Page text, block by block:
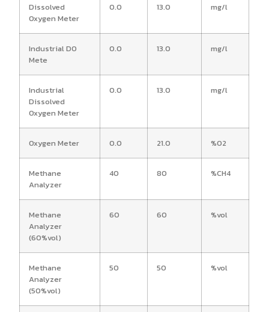
Dissolved
Oxygen Meter
0.0 13.0 mg/l
Industrial DO
Mete
0.0 13.0 mg/l
Industrial
Dissolved
Oxygen Meter
0.0 13.0 mg/l
Oxygen Meter 0.0 21.0 %O2
Methane
Analyzer
40 80 %CH4
Methane
Analyzer
(60%vol)
60 60 %vol
Methane
Analyzer
(50%vol)
50 50 %vol